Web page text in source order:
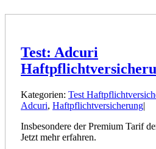
Test: Adcuri
Kategorien: Test
Adcuri, Haftpflichtversicherung|
Insbesondere der Premium Tarif
Jetzt mehr erfahren.